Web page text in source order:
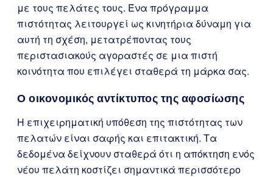
με τους πελάτες τους. Ένα πρόγραμμα
πιστότητας λειτουργεί ως κινητήρια δύναμη για
αυτή τη σχέση, μετατρέποντας τους
περιστασιακούς αγοραστές σε μια πιστή
κοινότητα που επιλέγει σταθερά τη μάρκα σας.
Ο οικονομικός αντίκτυπος της αφοσίωσης
Η επιχειρηματική υπόθεση της πιστότητας των
πελατών είναι σαφής και επιτακτική. Τα
δεδομένα δείχνουν σταθερά ότι η απόκτηση ενός
νέου πελάτη κοστίζει σημαντικά περισσότερο